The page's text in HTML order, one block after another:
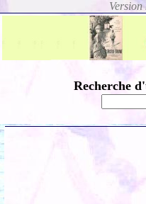
Recherche